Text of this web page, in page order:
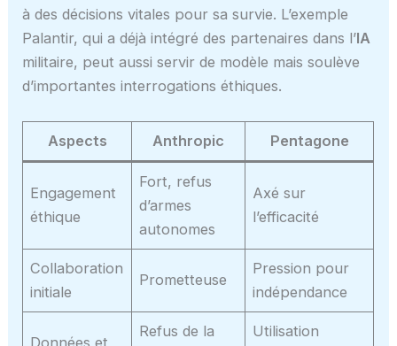
à des décisions vitales pour sa survie. L’exemple
Palantir, qui a déjà intégré des partenaires dans l’IA
militaire, peut aussi servir de modèle mais soulève
d’importantes interrogations éthiques.
Aspects Anthropic Pentagone
Engagement
éthique
Fort, refus
d’armes
autonomes
Axé sur
l’efficacité
Collaboration
initiale
Prometteuse
Pression pour
indépendance
Données et
Refus de la
Utilisation